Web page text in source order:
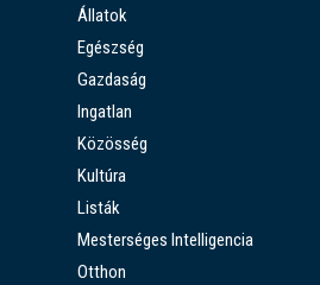
Állatok
Egészség
Gazdaság
Ingatlan
Közösség
Kultúra
Listák
Mesterséges Intelligencia
Otthon